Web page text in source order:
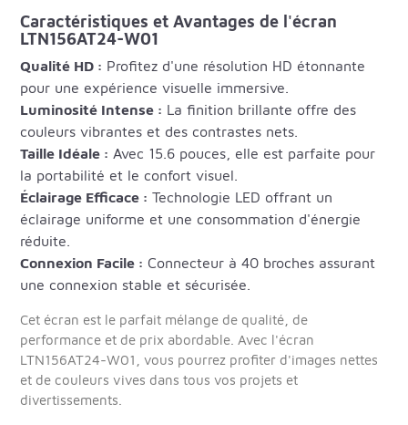
Caractéristiques et Avantages de l'écran
LTN156AT24-W01
Qualité HD : Profitez d'une résolution HD étonnante
pour une expérience visuelle immersive.
Luminosité Intense : La finition brillante offre des
couleurs vibrantes et des contrastes nets.
Taille Idéale : Avec 15.6 pouces, elle est parfaite pour
la portabilité et le confort visuel.
Éclairage Efficace : Technologie LED offrant un
éclairage uniforme et une consommation d'énergie
réduite.
Connexion Facile : Connecteur à 40 broches assurant
une connexion stable et sécurisée.
Cet écran est le parfait mélange de qualité, de
performance et de prix abordable. Avec l'écran
LTN156AT24-W01, vous pourrez profiter d'images nettes
et de couleurs vives dans tous vos projets et
divertissements.